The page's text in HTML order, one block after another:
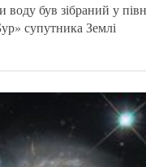
був зібраний у
супутника Землі